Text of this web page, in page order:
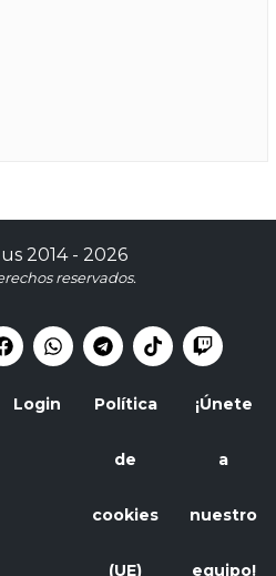
2014 - 2026
reservados.
Login Política
de
cookies
(UE)
¡Únete
a
nuestro
equipo!